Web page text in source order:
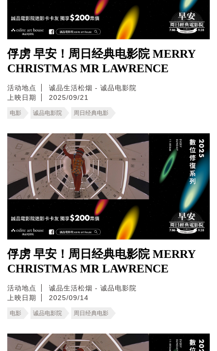
俘虏 早安！周日经典电影院 MERRY
CHRISTMAS MR LAWRENCE
活动地点
诚品生活松烟 - 诚品电影院
上映日期
2025/09/21
电影 诚品电影院 周日经典电影
俘虏 早安！周日经典电影院 MERRY
CHRISTMAS MR LAWRENCE
活动地点
诚品生活松烟 - 诚品电影院
上映日期
2025/09/14
电影 诚品电影院 周日经典电影